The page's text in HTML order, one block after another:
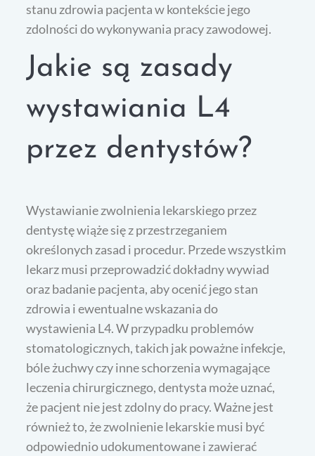
stanu zdrowia pacjenta w kontekście jego
zdolności do wykonywania pracy zawodowej.
Jakie są zasady
wystawiania L4
przez dentystów?
Wystawianie zwolnienia lekarskiego przez
dentystę wiąże się z przestrzeganiem
określonych zasad i procedur. Przede wszystkim
lekarz musi przeprowadzić dokładny wywiad
oraz badanie pacjenta, aby ocenić jego stan
zdrowia i ewentualne wskazania do
wystawienia L4. W przypadku problemów
stomatologicznych, takich jak poważne infekcje,
bóle żuchwy czy inne schorzenia wymagające
leczenia chirurgicznego, dentysta może uznać,
że pacjent nie jest zdolny do pracy. Ważne jest
również to, że zwolnienie lekarskie musi być
odpowiednio udokumentowane i zawierać